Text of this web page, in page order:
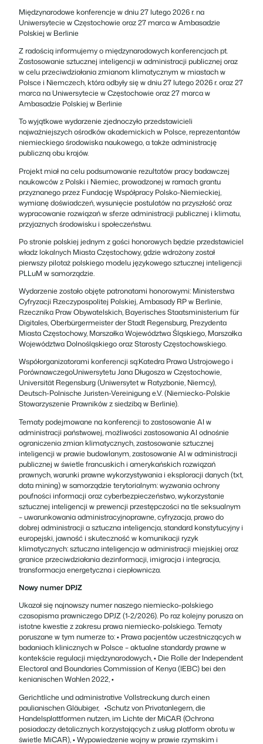
Międzynarodowe konferencje w dniu 27 lutego 2026 r. na
Uniwersytecie w Częstochowie oraz 27 marca w Ambasadzie
Polskiej w Berlinie
Z radością informujemy o międzynarodowych konferencjach pt.
Zastosowanie sztucznej inteligencji w administracji publicznej oraz
w celu przeciwdziałania zmianom klimatycznym w miastach w
Polsce i Niemczech, która odbyły się w dniu 27 lutego 2026 r. oraz 27
marca na Uniwersytecie w Częstochowie oraz 27 marca w
Ambasadzie Polskiej w Berlinie
To wyjątkowe wydarzenie zjednoczyło przedstawicieli
najważniejszych ośrodków akademickich w Polsce, reprezentantów
niemieckiego środowiska naukowego, a także administrację
publiczną obu krajów.
Projekt miał na celu podsumowanie rezultatów pracy badawczej
naukowców z Polski i Niemiec, prowadzonej w ramach grantu
przyznanego przez Fundację Współpracy Polsko-Niemieckiej,
wymianę doświadczeń, wysunięcie postulatów na przyszłość oraz
wypracowanie rozwiązań w sferze administracji publicznej i klimatu,
przyjaznych środowisku i społeczeństwu.
Po stronie polskiej jednym z gości honorowych będzie przedstawiciel
władz lokalnych Miasta Częstochowy, gdzie wdrożony został
pierwszy pilotaż polskiego modelu językowego sztucznej inteligencji
PLLuM w samorządzie.
Wydarzenie zostało objęte patronatami honorowymi: Ministerstwa
Cyfryzacji Rzeczypospolitej Polskiej, Ambasady RP w Berlinie,
Rzecznika Praw Obywatelskich, Bayerisches Staatsministerium für
Digitales, Oberbürgermeister der Stadt Regensburg, Prezydenta
Miasta Częstochowy, Marszałka Województwa Śląskiego, Marszałka
Województwa Dolnośląskiego oraz Starosty Częstochowskiego.
Współorganizatorami konferencji są:Katedra Prawa Ustrojowego i
PorównawczegoUniwersytetu Jana Długosza w Częstochowie,
Universität Regensburg (Uniwersytet w Ratyzbonie, Niemcy),
Deutsch-Polnische Juristen-Vereinigung e.V. (Niemiecko-Polskie
Stowarzyszenie Prawników z siedzibą w Berlinie).
Tematy podejmowane na konferencji to zastosowanie AI w
administracji państwowej, możliwości zastosowania AI odnośnie
ograniczenia zmian klimatycznych, zastosowanie sztucznej
inteligencji w prawie budowlanym, zastosowanie AI w administracji
publicznej w świetle francuskich i amerykańskich rozwiązań
prawnych, warunki prawne wykorzystywania i eksploracji danych (txt,
data mining) w samorządzie terytorialnym: wyzwania ochrony
poufności informacji oraz cyberbezpieczeństwo, wykorzystanie
sztucznej inteligencji w prewencji przestępczości na tle seksualnym
– uwarunkowania administracyjnoprawne, cyfryzacja, prawo do
dobrej administracji a sztuczna inteligencja, standard konstytucyjny i
europejski, jawność i skuteczność w komunikacji ryzyk
klimatycznych: sztuczna inteligencja w administracji miejskiej oraz
granice przeciwdziałania dezinformacji, imigracja i integracja,
transformacja energetyczna i ciepłownicza.
Nowy numer DPJZ
Ukazał się najnowszy numer naszego niemiecko-polskiego
czasopisma prawniczego DPJZ (1-2/2026). Po raz kolejny porusza on
istotne kwestie z zakresu prawa niemiecko-polskiego. Tematy
poruszane w tym numerze to: • Prawa pacjentów uczestniczących w
badaniach klinicznych w Polsce – aktualne standardy prawne w
kontekście regulacji międzynarodowych, • Die Rolle der Independent
Electoral and Boundaries Commission of Kenya (IEBC) bei den
kenianischen Wahlen 2022, •
Gerichtliche und administrative Vollstreckung durch einen
paulianischen Gläubiger, •Schutz von Privatanlegern, die
Handelsplattformen nutzen, im Lichte der MiCAR (Ochrona
posiadaczy detalicznych korzystających z usług platform obrotu w
świetle MiCAR), • Wypowiedzenie wojny w prawie rzymskim i